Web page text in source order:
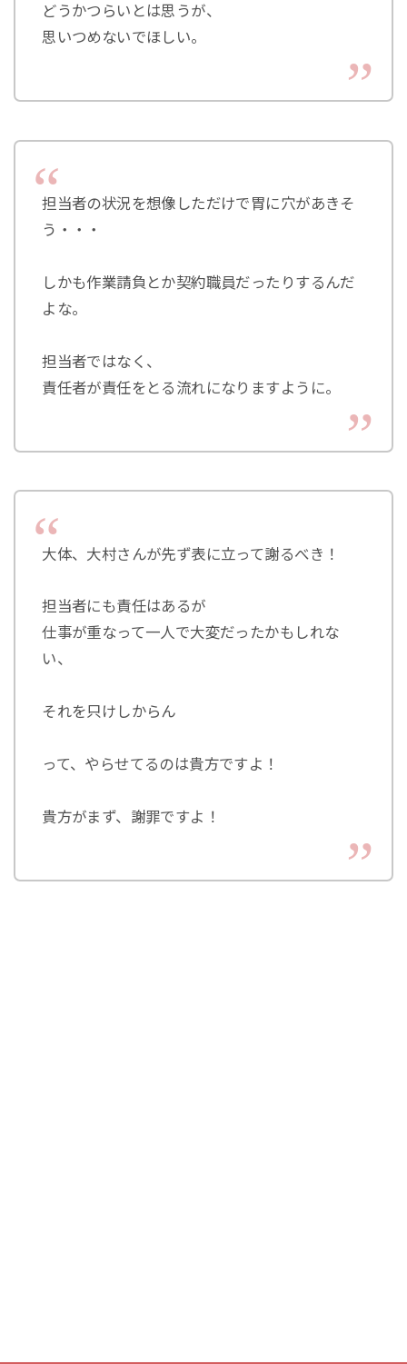
どうかつらいとは思うが、
思いつめないでほしい。
担当者の状況を想像しただけで胃に穴があきそ
う・・・
しかも作業請負とか契約職員だったりするんだ
よな。
担当者ではなく、
責任者が責任をとる流れになりますように。
大体、大村さんが先ず表に立って謝るべき！
担当者にも責任はあるが
仕事が重なって一人で大変だったかもしれな
い、
それを只けしからん
って、やらせてるのは貴方ですよ！
貴方がまず、謝罪ですよ！